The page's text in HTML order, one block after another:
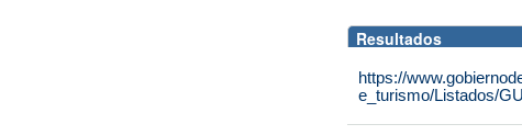
Resultados
https://
e_turismo/Listados/